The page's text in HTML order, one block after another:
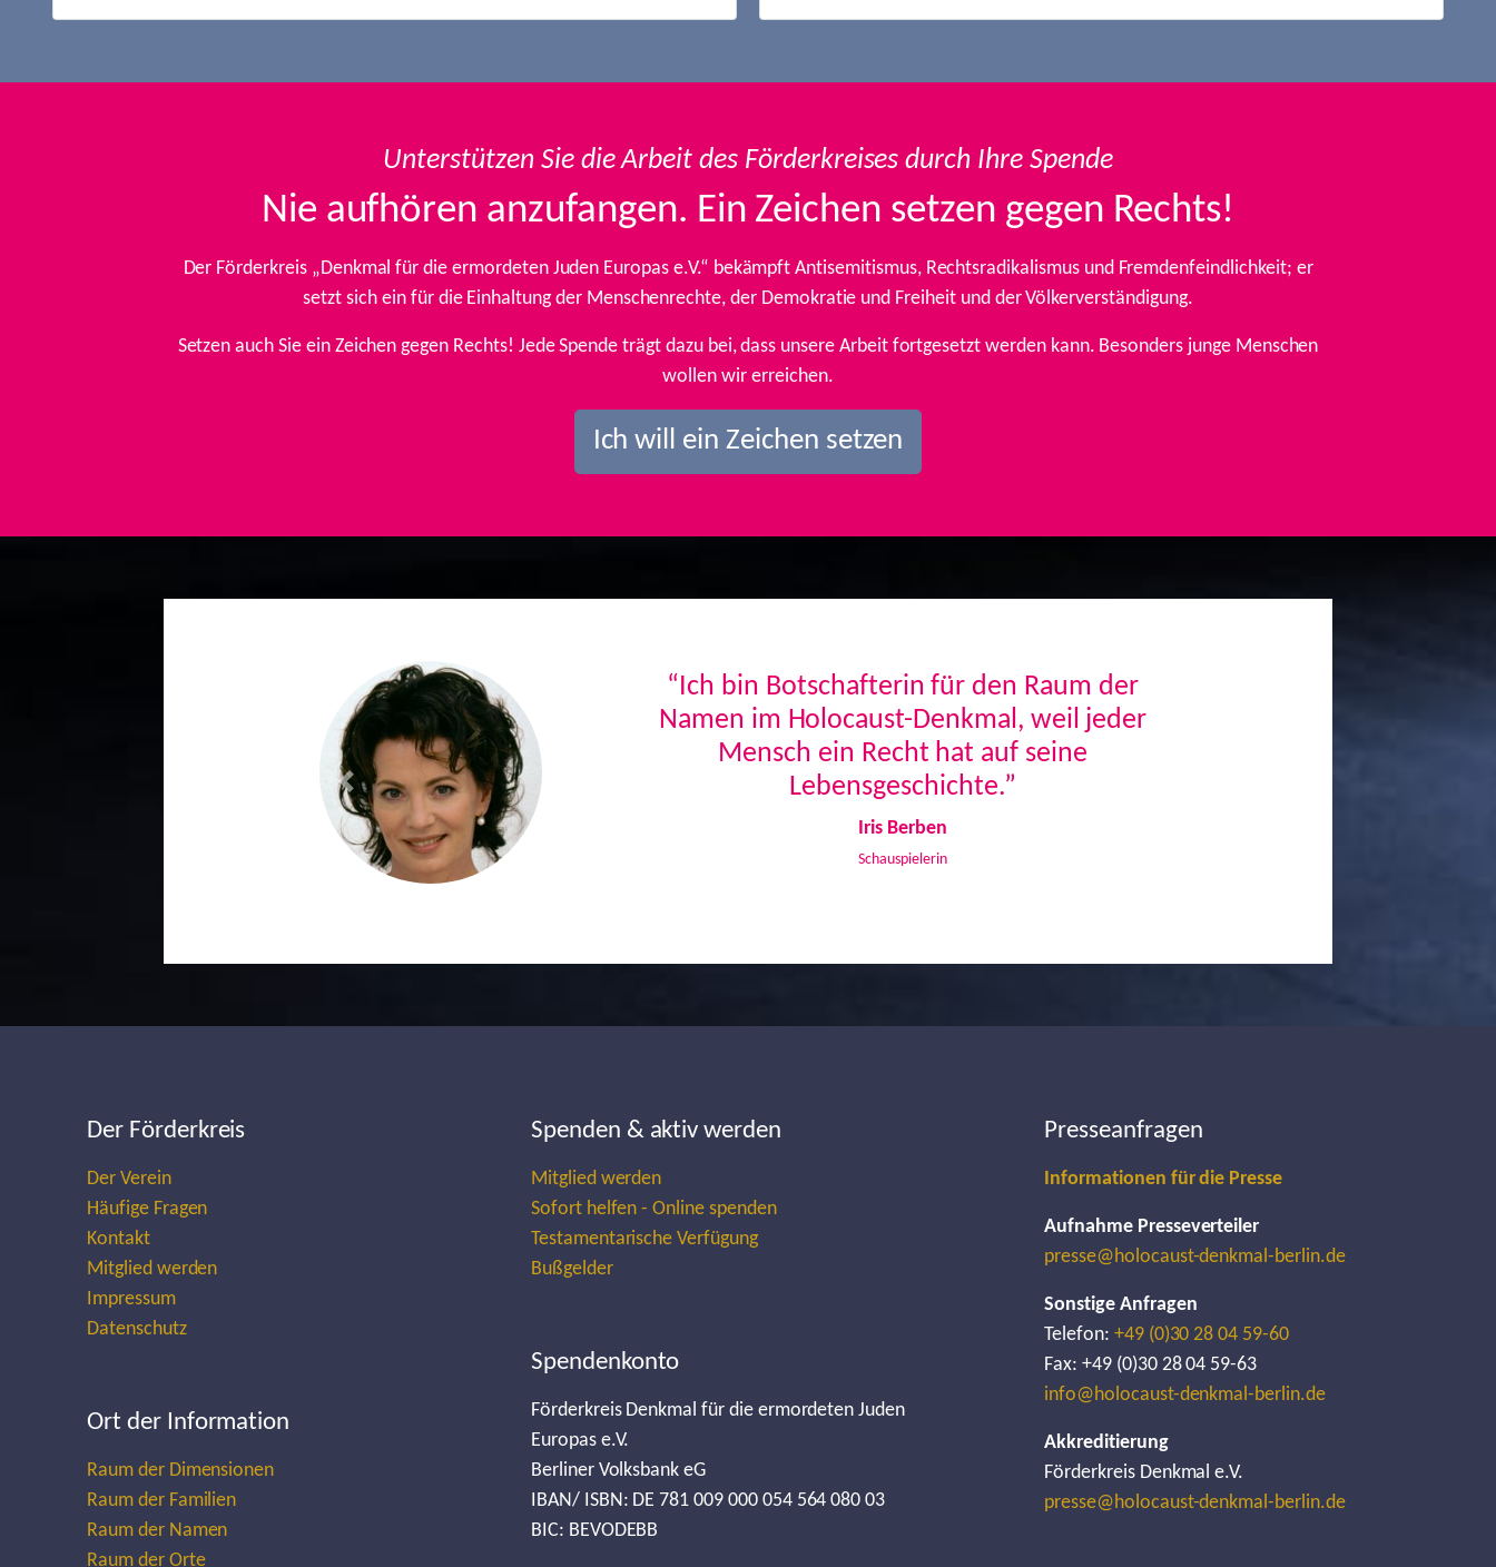
Unterstützen Sie die Arbeit des Förderkreises durch Ihre Spende
Nie aufhören anzufangen. Ein Zeichen setzen gegen Rechts!
Der Förderkreis „Denkmal für die ermordeten Juden Europas e.V.“ bekämpft Antisemitismus, Rechtsradikalismus und Fremdenfeindlichkeit; er
setzt sich ein für die Einhaltung der Menschenrechte, der Demokratie und Freiheit und der Völkerverständigung.
Setzen auch Sie ein Zeichen gegen Rechts! Jede Spende trägt dazu bei, dass unsere Arbeit fortgesetzt werden kann. Besonders junge Menschen
wollen wir erreichen.
Ich will ein Zeichen setzen
“Ich bin Botschafterin für den Raum der
Namen im Holocaust-Denkmal, weil jeder
Mensch ein Recht hat auf seine
Lebensgeschichte.”
Iris Berben
Schauspielerin
Previous
Der Förderkreis
Der Verein
Häufige Fragen
Kontakt
Mitglied werden
Impressum
Datenschutz
Ort der Information
Raum der Dimensionen
Raum der Familien
Raum der Namen
Raum der Orte
Spenden & aktiv werden
Mitglied werden
Sofort helfen - Online spenden
Testamentarische Verfügung
Bußgelder
Spendenkonto
Förderkreis Denkmal für die ermordeten Juden
Europas e.V.
Berliner Volksbank eG
IBAN/ ISBN: DE 781 009 000 054 564 080 03
BIC: BEVODEBB
Presseanfragen
Informationen für die Presse
Aufnahme Presseverteiler
presse@holocaust-denkmal-berlin.de
Sonstige Anfragen
Telefon: +49 (0)30 28 04 59-60
Fax: +49 (0)30 28 04 59-63
info@holocaust-denkmal-berlin.de
Akkreditierung
Förderkreis Denkmal e.V.
presse@holocaust-denkmal-berlin.de